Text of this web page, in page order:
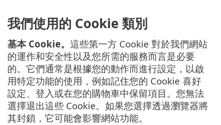
我們使用的 Cookie 類別
基本 Cookie。 這些第一方 Cookie 對於我們網站
的運作和安全性以及您所需的服務而言是必要
的。它們通常是根據您的動作而進行設定，以啟
用特定功能的使用，例如記住您的 Cookie 喜好
設定、登入或在您的購物車中保留項目。您無法
選擇退出這些 Cookie。如果您選擇透過瀏覽器將
其封鎖，它可能會影響網站功能。